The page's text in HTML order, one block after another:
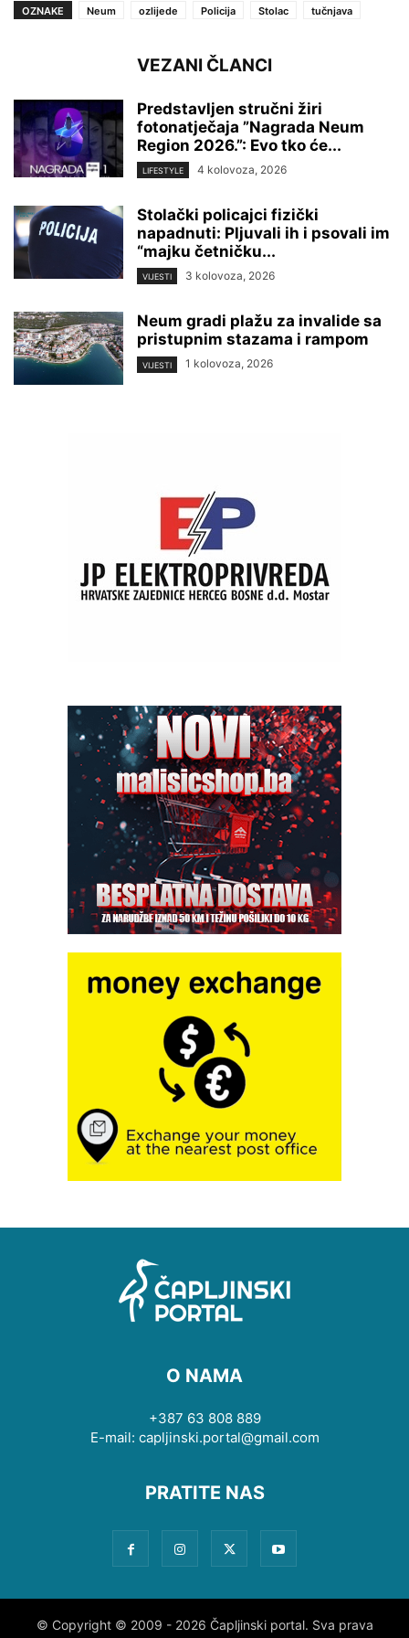
OZNAKE
Neum ozlijede Policija Stolac tučnjava
VEZANI ČLANCI
Predstavljen stručni žiri
fotonatječaja ”Nagrada Neum
Region 2026.”: Evo tko će...
LIFESTYLE 4 kolovoza, 2026
Stolački policajci fizički
napadnuti: Pljuvali ih i psovali im
“majku četničku...
VIJESTI 3 kolovoza, 2026
Neum gradi plažu za invalide sa
pristupnim stazama i rampom
VIJESTI 1 kolovoza, 2026
O NAMA
+387 63 808 889
E-mail: capljinski.portal@gmail.com
PRATITE NAS
© Copyright © 2009 - 2026 Čapljinski portal. Sva prava